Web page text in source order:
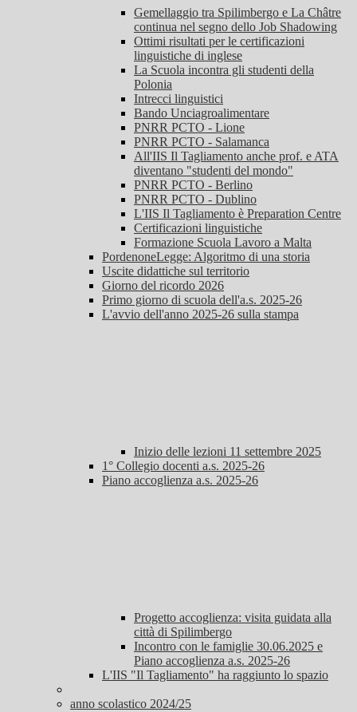
Gemellaggio tra Spilimbergo e La Châtre
continua nel segno dello Job Shadowing
Ottimi risultati per le certificazioni
linguistiche di inglese
La Scuola incontra gli studenti della
Polonia
Intrecci linguistici
Bando Unciagroalimentare
PNRR PCTO - Lione
PNRR PCTO - Salamanca
All'IIS Il Tagliamento anche prof. e ATA
diventano "studenti del mondo"
PNRR PCTO - Berlino
PNRR PCTO - Dublino
L'IIS Il Tagliamento è Preparation Centre
Certificazioni linguistiche
Formazione Scuola Lavoro a Malta
PordenoneLegge: Algoritmo di una storia
Uscite didattiche sul territorio
Giorno del ricordo 2026
Primo giorno di scuola dell'a.s. 2025-26
L'avvio dell'anno 2025-26 sulla stampa
Inizio delle lezioni 11 settembre 2025
1° Collegio docenti a.s. 2025-26
Piano accoglienza a.s. 2025-26
Progetto accoglienza: visita guidata alla
città di Spilimbergo
Incontro con le famiglie 30.06.2025 e
Piano accoglienza a.s. 2025-26
L'IIS "Il Tagliamento" ha raggiunto lo spazio
anno scolastico 2024/25